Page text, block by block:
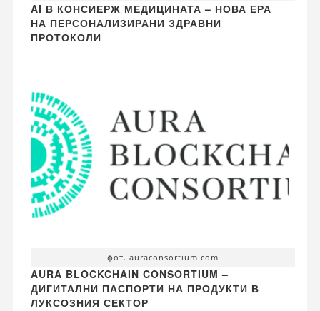
AI В КОНСИЕРЖ МЕДИЦИНАТА – НОВА ЕРА
НА ПЕРСОНАЛИЗИРАНИ ЗДРАВНИ
ПРОТОКОЛИ
фот. auraconsortium.com
AURA BLOCKCHAIN CONSORTIUM –
ДИГИТАЛНИ ПАСПОРТИ НА ПРОДУКТИ В
ЛУКСОЗНИЯ СЕКТОР